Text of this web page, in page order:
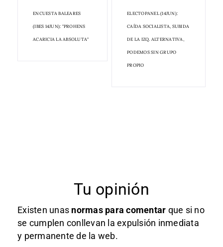
ENCUESTA BALEARES
(IBES 14JUN): "PROHENS
ACARICIA LA ABSOLUTA"
ELECTOPANEL (14JUN):
CAÍDA SOCIALISTA, SUBIDA
DE LA IZQ. ALTERNATIVA,
PODEMOS SIN GRUPO
PROPIO
Tu opinión
Existen unas normas para comentar que si no
se cumplen conllevan la expulsión inmediata
y permanente de la web.